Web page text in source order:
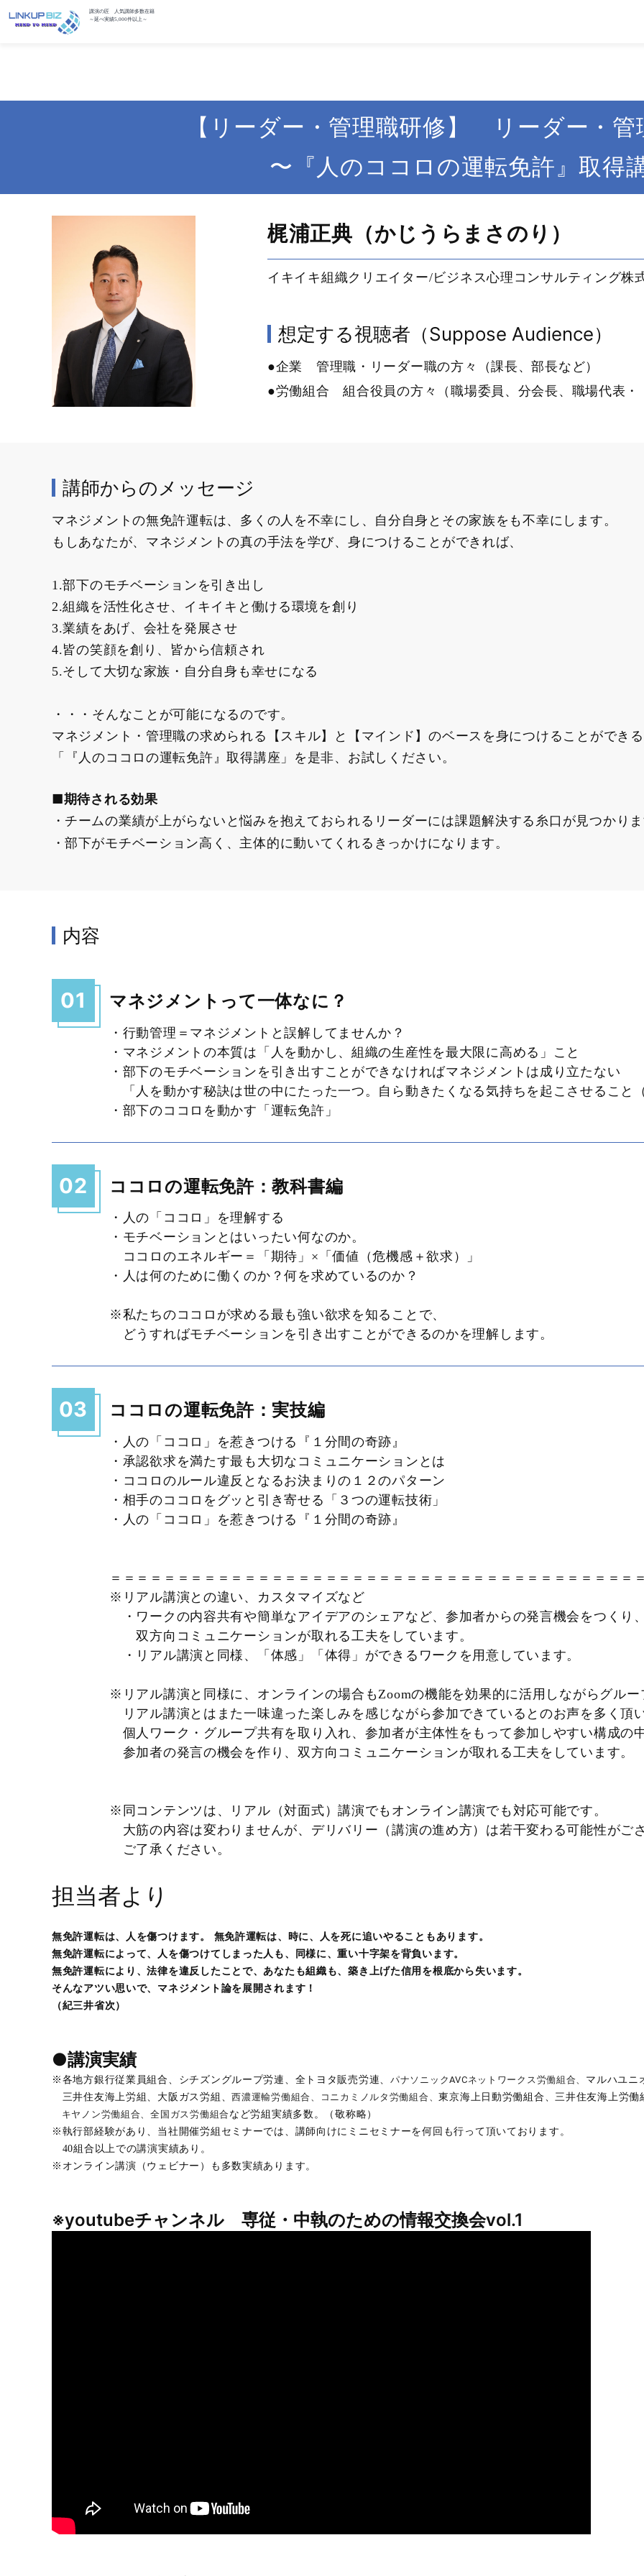
講演の匠 人気講師多数在籍
～延べ実績5,000件以上～
【リーダー・管理職研修】 リーダー・
〜『人のココロの運転免許』取得
梶浦正典（かじうらまさのり）
イキイキ組織クリエイター/ビジネス心理コンサルティング株
想定する視聴者（Suppose Audience）
●企業 管理職・リーダー職の方々（課長、部長など）
●労働組合 組合役員の方々（職場委員、分会長、職場代表・
講師からのメッセージ
マネジメントの無免許運転は、多くの人を不幸にし、自分自身とその家族をも不幸にします。
もしあなたが、マネジメントの真の手法を学び、身につけることができれば、
1.部下のモチベーションを引き出し
2.組織を活性化させ、イキイキと働ける環境を創り
3.業績をあげ、会社を発展させ
4.皆の笑顔を創り、皆から信頼され
5.そして大切な家族・自分自身も幸せになる
・・・そんなことが可能になるのです。
マネジメント・管理職の求められる【スキル】と【マインド】のベースを身につけることができる
「『人のココロの運転免許』取得講座」を是非、お試しください。
■期待される効果
チームの業績が上がらないと悩みを抱えておられるリーダーには課題解決する糸口が見つかり
部下がモチベーション高く、主体的に動いてくれるきっかけになります。
内容
01 マネジメントって一体なに？
・行動管理＝マネジメントと誤解してませんか？
・マネジメントの本質は「人を動かし、組織の生産性を最大限に高める」こと
・部下のモチベーションを引き出すことができなければマネジメントは成り立たない
「人を動かす秘訣は世の中にたった一つ。自ら動きたくなる気持ちを起こさせること
・部下のココロを動かす「運転免許」
02 ココロの運転免許：教科書編
・人の「ココロ」を理解する
・モチベーションとはいったい何なのか。
ココロのエネルギー＝「期待」×「価値（危機感＋欲求）」
・人は何のために働くのか？何を求めているのか？
※私たちのココロが求める最も強い欲求を知ることで、
どうすればモチベーションを引き出すことができるのかを理解します。
03 ココロの運転免許：実技編
・人の「ココロ」を惹きつける『１分間の奇跡』
・承認欲求を満たす最も大切なコミュニケーションとは
・ココロのルール違反となるお決まりの１２のパターン
・相手のココロをグッと引き寄せる「３つの運転技術」
・人の「ココロ」を惹きつける『１分間の奇跡』
＝＝＝＝＝＝＝＝＝＝＝＝＝＝＝＝＝＝＝＝＝＝＝＝＝＝＝＝＝＝＝＝＝＝＝＝＝＝＝
※リアル講演との違い、カスタマイズなど
・ワークの内容共有や簡単なアイデアのシェアなど、参加者からの発言機会
双方向コミュニケーションが取れる工夫をしています。
・リアル講演と同様、「体感」「体得」ができるワークを用意しています。
※リアル講演と同様に、オンラインの場合もZoomの機能を効果的に活用しながらグル
リアル講演とはまた一味違った楽しみを感じながら参加できているとのお声を多く頂
個人ワーク・グループ共有を取り入れ、参加者が主体性をもって参加しやすい構成の
参加者の発言の機会を作り、双方向コミュニケーションが取れる工夫をしています。
※同コンテンツは、リアル（対面式）講演でもオンライン講演でも対応可能です。
大筋の内容は変わりませんが、デリバリー（講演の進め方）は若干変わる可能性が
ご了承ください。
担当者より
無免許運転は、人を傷つけます。 無免許運転は、時に、人を死に追いやることもあります。
無免許運転によって、人を傷つけてしまった人も、同様に、重い十字架を背負います。
無免許運転により、法律を違反したことで、あなたも組織も、築き上げた信用を根底から失います。
そんなアツい思いで、マネジメント論を展開されます！
（紀三井省次）
●講演実績
※各地方銀行従業員組合、シチズングループ労連、全トヨタ販売労連、パナソニックAVCネットワークス労働組合、 マルハユニ
三井住友海上労組、大阪ガス労組、西濃運輸労働組合、 コニカミノルタ労働組合、東京海上日動労働組合、三井住友海上労働
キヤノン労働組合、全国ガス労働組合など労組実績多数。（敬称略）
※執行部経験があり、当社開催労組セミナーでは、講師向けにミニセミナーを何回も行って頂いております。
40組合以上での講演実績あり。
※オンライン講演（ウェビナー）も多数実績あります。
※youtubeチャンネル 専従・中執のための情報交換会vol.1